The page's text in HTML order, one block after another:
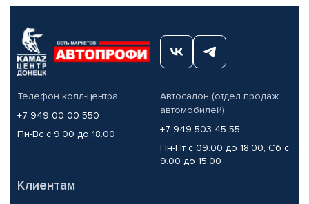
Телефон колл-центра
+7 949 00-00-550
Пн-Вс с 9.00 до 18.00
Автосалон (отдел продаж
автомобилей)
+7 949 503-45-55
Пн-Пт с 09.00 до 18.00, Сб с
9.00 до 15.00
Клиентам